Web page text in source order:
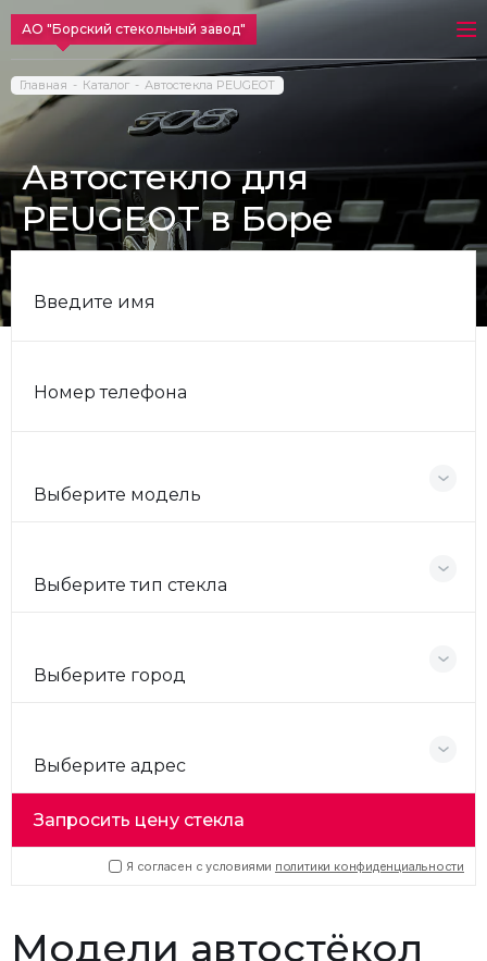
АО "Борский стекольный завод"
Главная Каталог Автостекла PEUGEOT
Автостекло для
PEUGEOT в Боре
Введите имя
Номер телефона
Выберите модель
Выберите тип стекла
Выберите город
Выберите адрес
Запросить цену стекла
Я согласен с условиями политики конфиденциальности
Модели автостёкол